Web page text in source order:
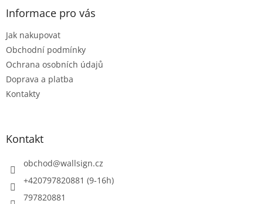
Informace pro vás
Jak nakupovat
Obchodní podmínky
Ochrana osobních údajů
Doprava a platba
Kontakty
Kontakt
obchod@wallsign.cz
+420797820881 (9-16h)
797820881